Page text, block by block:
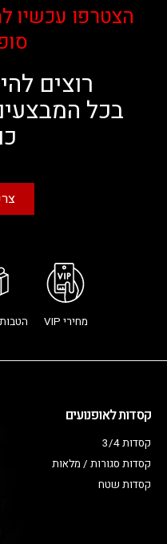
הצטרפו עכשיו
רוצים
בכל
מחירי VIP
קסדות לאופנועים
קסדות 3/4
קסדות סגורות / מלאות
קסדות שטח